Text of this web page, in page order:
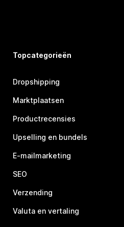
Topcategorieën
Dropshipping
Marktplaatsen
Productrecensies
Upselling en bundels
E-mailmarketing
SEO
Verzending
Valuta en vertaling